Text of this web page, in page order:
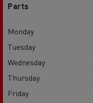
Parts
Monday
Tuesday
Wednesday
Thursday
Friday